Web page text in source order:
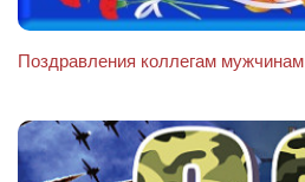
Поздравления коллегам мужчинам